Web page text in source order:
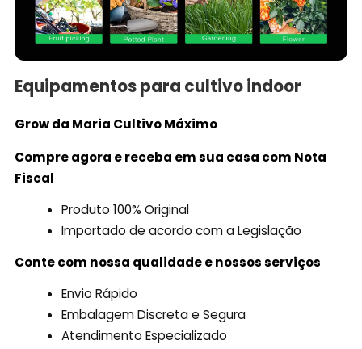
Equipamentos para cultivo indoor
Grow da Maria CultivoMáximo
Compre agora e receba em sua casa com Nota
Fiscal
Produto 100% Original
Importado de acordo com a Legislação
Conte com nossa qualidade e nossos serviços
Envio Rápido
Embalagem Discreta e Segura
Atendimento Especializado